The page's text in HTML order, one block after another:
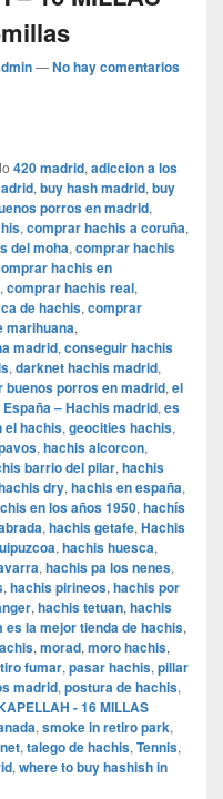
—No hay comentarios
420 madrid, adiccion a los
, buy hash madrid, buy
porros en madrid,
, comprar hachis a coruña,
del moha, comprar hachis
hachis en
, comprar hachis real,
de hachis, comprar
marihuana,
madrid, conseguir hachis
, darknet hachis madrid,
buenos porros en madrid, el
– Hachis madrid, es
el hachis, geocities hachis,
, hachis alcorcon,
barrio del pilar, hachis
dry, hachis en españa,
en los años 1950, hachís
, hachis getafe, Hachis
, hachis huesca,
, hachis pa los nenes,
, hachis pirineos, hachis por
, hachis tetuan, hachis
es la mejor tienda de hachis,
, morad, moro hachis,
fumar, pasar hachis, pillar
madrid, postura de hachis,
- 16 MILLAS
, smoke in retiro park,
, talego de hachis, Tennis,
, where to buy hashish in